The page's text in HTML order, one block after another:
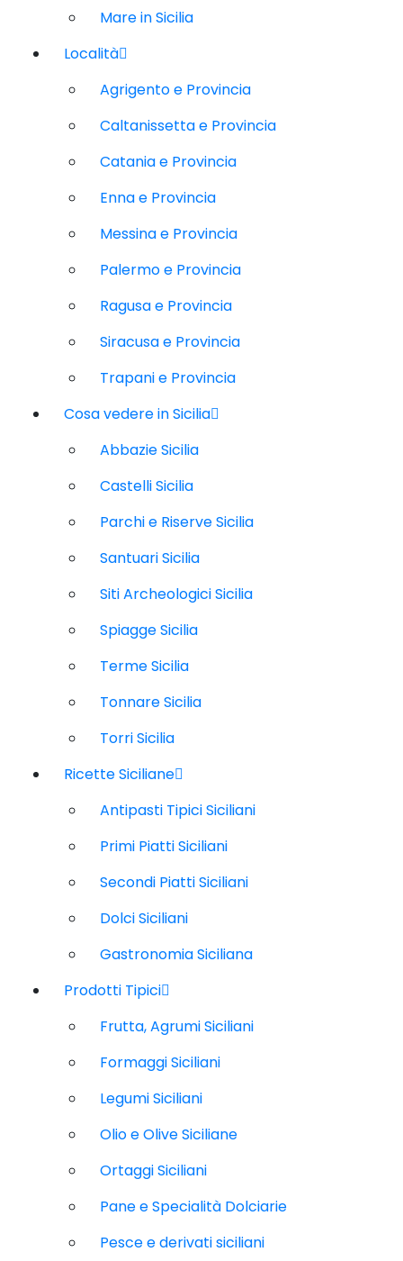
Mare in Sicilia
Località
Agrigento e Provincia
Caltanissetta e Provincia
Catania e Provincia
Enna e Provincia
Messina e Provincia
Palermo e Provincia
Ragusa e Provincia
Siracusa e Provincia
Trapani e Provincia
Cosa vedere in Sicilia
Abbazie Sicilia
Castelli Sicilia
Parchi e Riserve Sicilia
Santuari Sicilia
Siti Archeologici Sicilia
Spiagge Sicilia
Terme Sicilia
Tonnare Sicilia
Torri Sicilia
Ricette Siciliane
Antipasti Tipici Siciliani
Primi Piatti Siciliani
Secondi Piatti Siciliani
Dolci Siciliani
Gastronomia Siciliana
Prodotti Tipici
Frutta, Agrumi Siciliani
Formaggi Siciliani
Legumi Siciliani
Olio e Olive Siciliane
Ortaggi Siciliani
Pane e Specialità Dolciarie
Pesce e derivati siciliani